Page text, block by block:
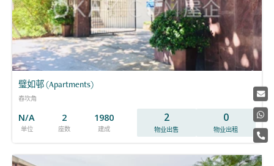
璧如邨 (Apartments)
舂坎角
N/A
单位
2
座数
1980
建成
2
物业出售
0
物业出租